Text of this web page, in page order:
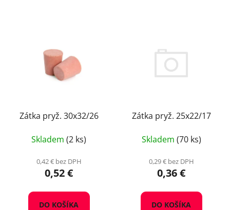
Zátka pryž. 30x32/26
Skladem (2 ks)
0,42 € bez DPH
0,52 €
DO KOŠÍKA
Zátka pryž. 25x22/17
Skladem (70 ks)
0,29 € bez DPH
0,36 €
DO KOŠÍKA